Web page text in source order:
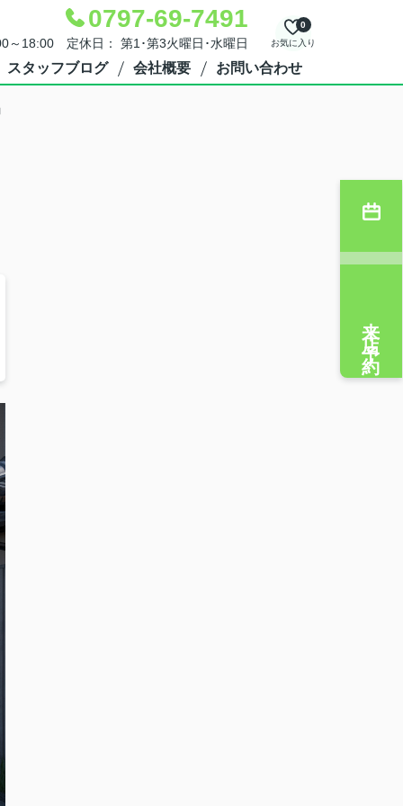
0797-69-7491
～18:00 定休日： 第1･第3火曜日･水曜日 お気に入り
0
スタッフブログ 会社概要 お問い合わせ
来店予約